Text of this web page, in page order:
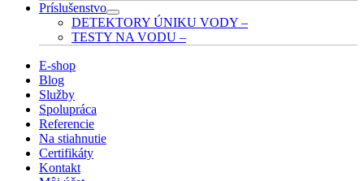
Príslušenstvo
DETEKTORY ÚNIKU VODY –
TESTY NA VODU –
E-shop
Blog
Služby
Spolupráca
Referencie
Na stiahnutie
Certifikáty
Kontakt